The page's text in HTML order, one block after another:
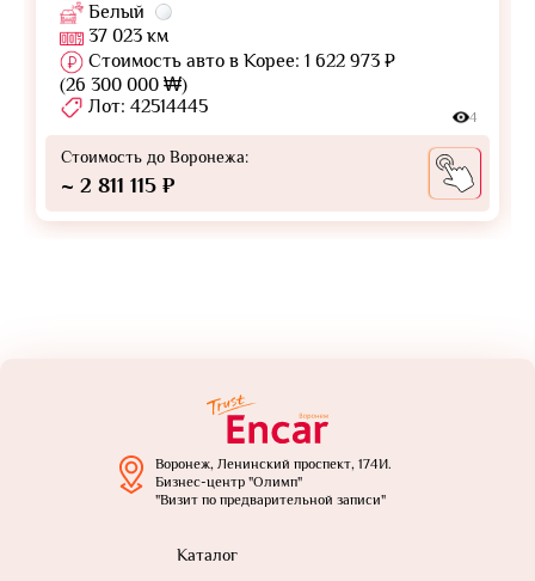
Белый
37 023 км
Стоимость авто в Корее: 1 622 973 ₽
(26 300 000 ₩)
Лот: 42514445
4
Стоимость до Воронежа:
~ 2 811 115 ₽
Воронеж, Ленинский проспект, 174И.
Бизнес-центр "Олимп"
"Визит по предварительной записи"
Каталог